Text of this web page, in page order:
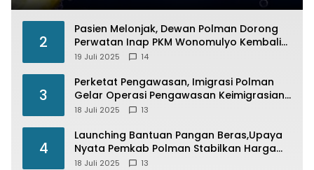
2
Pasien Melonjak, Dewan Polman Dorong
Perwatan Inap PKM Wonomulyo Kembali
di Fungsikan
19 Juli 2025 14
3
Perketat Pengawasan, Imigrasi Polman
Gelar Operasi Pengawasan Keimigrasian
“Wirawaspada” Serentak disemua Daerah
18 Juli 2025 13
4
Launching Bantuan Pangan Beras,Upaya
Nyata Pemkab Polman Stabilkan Harga
Beras
18 Juli 2025 13